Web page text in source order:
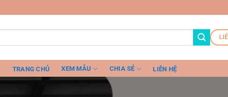
TRANG CHỦ XEM MẪU CHIA SẺ LIÊN HỆ